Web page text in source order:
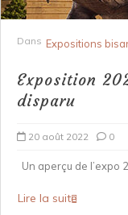
Dans Expositions
Exposition
disparu
20 août 2022 0
Un aperçu de
Lire la suite